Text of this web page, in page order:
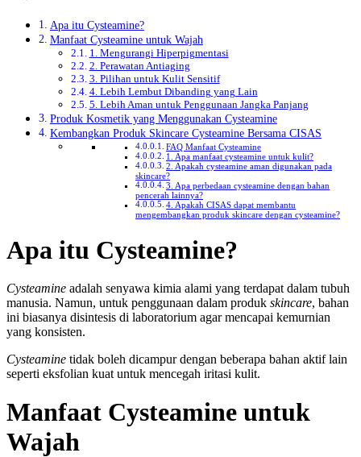
Apa itu Cysteamine?
Manfaat Cysteamine untuk Wajah
1. Mengurangi Hiperpigmentasi
2. Perawatan Antiaging
3. Pilihan untuk Kulit Sensitif
4. Lebih Lembut Dibanding yang Lain
5. Lebih Aman untuk Penggunaan Jangka Panjang
Produk Kosmetik yang Menggunakan Cysteamine
Kembangkan Produk Skincare Cysteamine Bersama CISAS
FAQ Manfaat Cysteamine
1. Apa manfaat cysteamine untuk kulit?
2. Apakah cysteamine aman digunakan pada
skincare?
3. Apa perbedaan cysteamine dengan bahan
pencerah lainnya?
4. Apakah CISAS dapat membantu
mengembangkan produk skincare dengan cysteamine?
Apa itu Cysteamine?
Cysteamine adalah senyawa kimia alami yang terdapat dalam tubuh
manusia. Namun, untuk penggunaan dalam produk skincare, bahan
ini biasanya disintesis di laboratorium agar mencapai kemurnian
yang konsisten.
Cysteamine tidak boleh dicampur dengan beberapa bahan aktif lain
seperti eksfolian kuat untuk mencegah iritasi kulit.
Manfaat Cysteamine untuk
Wajah